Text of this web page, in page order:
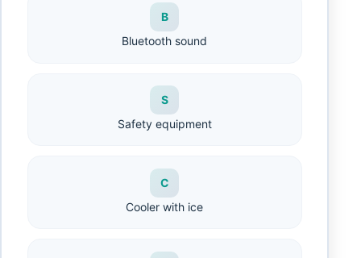
B
Bluetooth sound
S
Safety equipment
C
Cooler with ice